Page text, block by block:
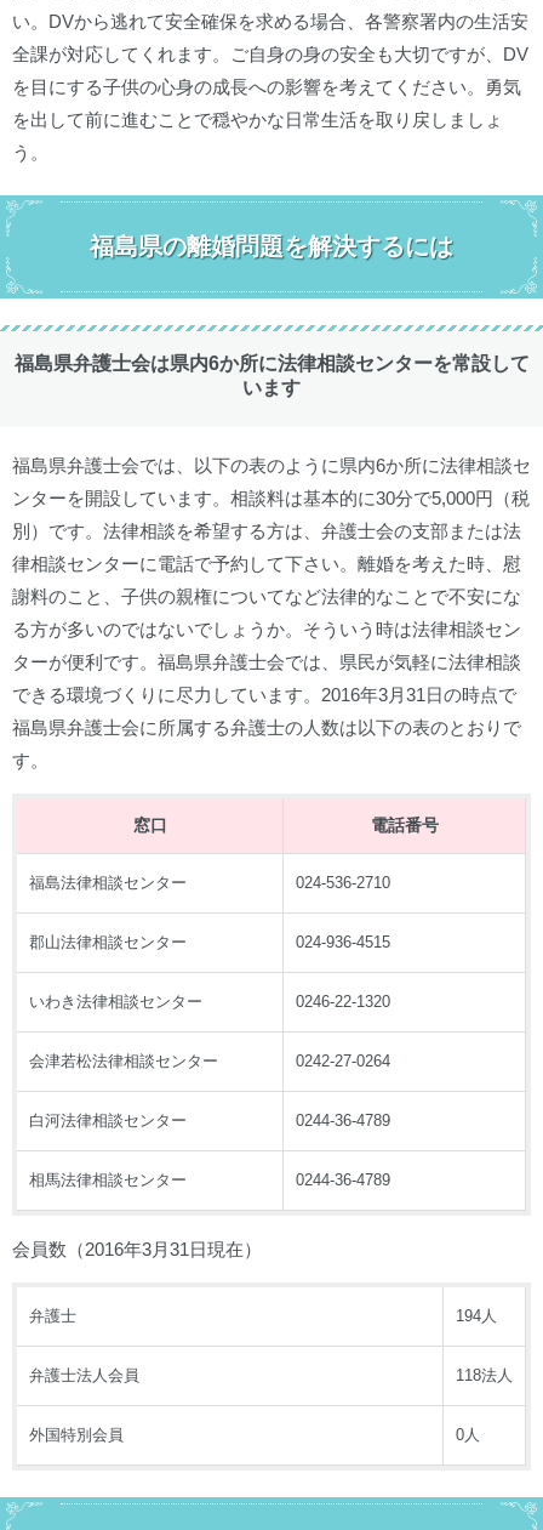
い。DVから逃れて安全確保を求める場合、各警察署内の生活安
全課が対応してくれます。ご自身の身の安全も大切ですが、DV
を目にする子供の心身の成長への影響を考えてください。勇気
を出して前に進むことで穏やかな日常生活を取り戻しましょ
う。
福島県の離婚問題を解決するには
福島県弁護士会は県内6か所に法律相談センターを常設して
います
福島県弁護士会では、以下の表のように県内6か所に法律相談セ
ンターを開設しています。相談料は基本的に30分で5,000円（税
別）です。法律相談を希望する方は、弁護士会の支部または法
律相談センターに電話で予約して下さい。離婚を考えた時、慰
謝料のこと、子供の親権についてなど法律的なことで不安にな
る方が多いのではないでしょうか。そういう時は法律相談セン
ターが便利です。福島県弁護士会では、県民が気軽に法律相談
できる環境づくりに尽力しています。2016年3月31日の時点で
福島県弁護士会に所属する弁護士の人数は以下の表のとおりで
す。
窓口 電話番号
福島法律相談センター 024-536-2710
郡山法律相談センター 024-936-4515
いわき法律相談センター 0246-22-1320
会津若松法律相談センター 0242-27-0264
白河法律相談センター 0244-36-4789
相馬法律相談センター 0244-36-4789
会員数（2016年3月31日現在）
弁護士 194人
弁護士法人会員 118法人
外国特別会員 0人